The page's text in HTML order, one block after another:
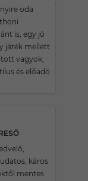
oda
is, egy jó
játék mellett.
vagyok,
és előadó
káros
mentes